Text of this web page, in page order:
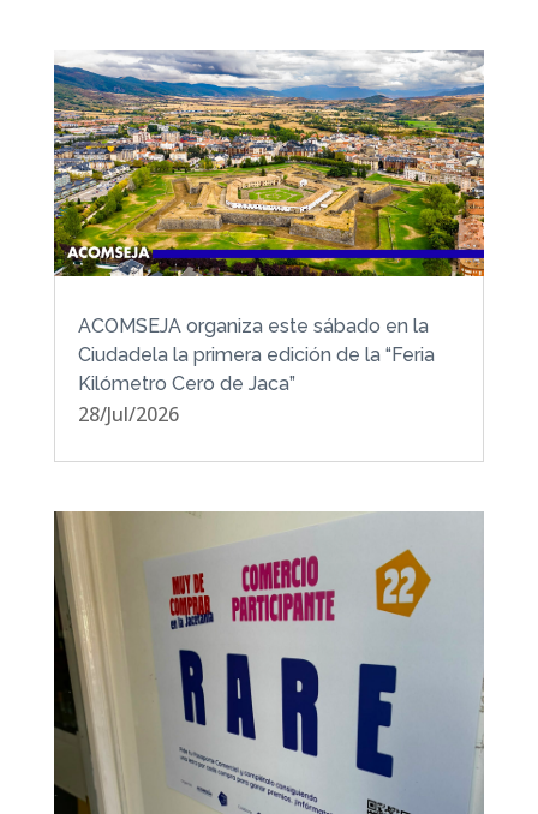
ACOMSEJA organiza este sábado en la
Ciudadela la primera edición de la “Feria
Kilómetro Cero de Jaca”
28/Jul/2026